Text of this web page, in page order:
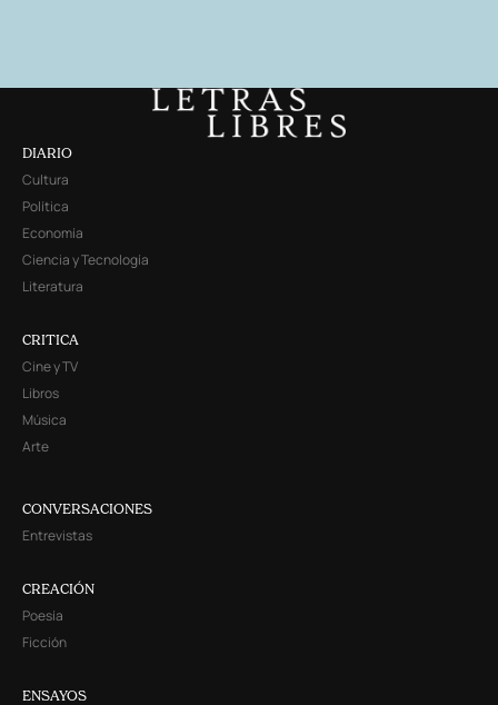
DIARIO
Cultura
Política
Economía
Ciencia y Tecnología
Literatura
CRITICA
Cine y TV
Libros
Música
Arte
CONVERSACIONES
Entrevistas
CREACIÓN
Poesía
Ficción
ENSAYOS